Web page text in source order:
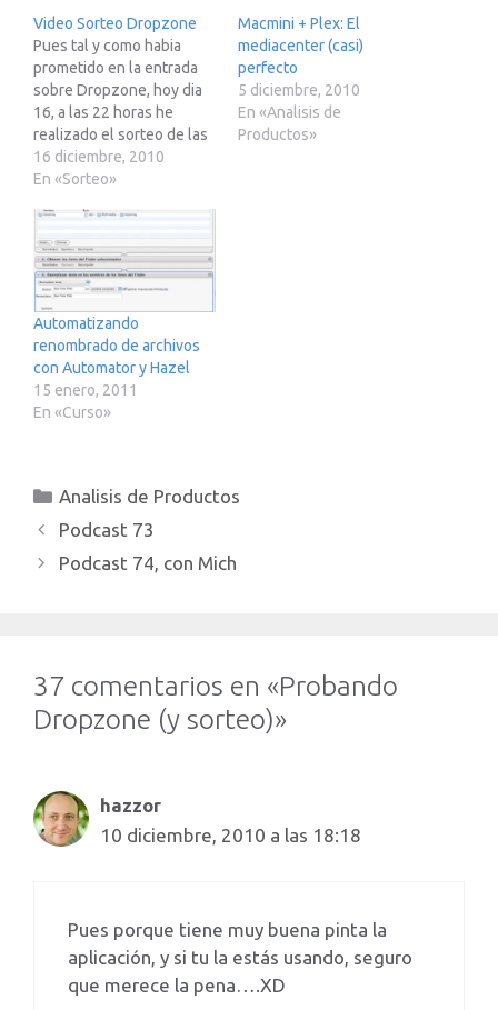
Video Sorteo Dropzone
Pues tal y como habia
prometido en la entrada
sobre Dropzone, hoy dia
16, a las 22 horas he
realizado el sorteo de las
5 licencias de Dropzone
por cortesia de Aptonic.
comedido un pequeño
error que he detectado
durante la edicion, en vez
de poner…
16 diciembre, 2010
En «Sorteo»
Macmini + Plex: El
mediacenter (casi)
perfecto
5 diciembre, 2010
En «Analisis de
Productos»
Automatizando
renombrado de archivos
con Automator y Hazel
15 enero, 2011
En «Curso»
Categorías
Analisis de Productos
Podcast 73
Podcast 74, con Mich
37 comentarios en «Probando
Dropzone (y sorteo)»
hazzor
10 diciembre, 2010 a las 18:18
Pues porque tiene muy buena pinta la
aplicación, y si tu la estás usando, seguro
que merece la pena….XD